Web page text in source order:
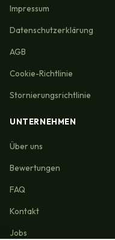
Impressum
Datenschutzerklärung
AGB
Cookie-Richtlinie
Stornierungsrichtlinie
UNTERNEHMEN
Über uns
Bewertungen
FAQ
Kontakt
Jobs